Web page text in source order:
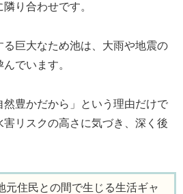
り合わせです。
る巨大なため池は、大雨や地震の
でいます。
然豊かだから」という理由だけで
リスクの高さに気づき、深く後
元住民との間で生じる生活ギャ